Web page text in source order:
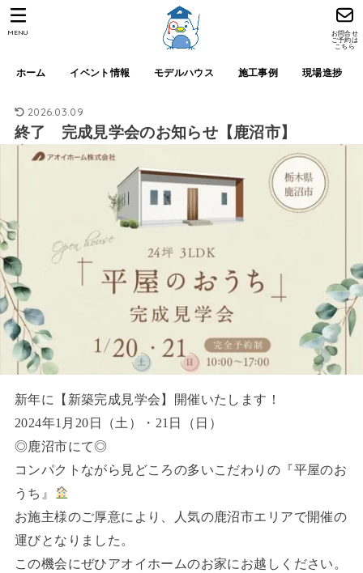
ホーム イベント情報 モデルハウス 施工事例 現場進捗
お問合せ
ご予約は
こちら
MENU
2026.03.09
終了 完成見学会のお知らせ【鹿沼市】
新年に【新築完成見学会】開催いたします！
2024年1月20日（土）・21日（日）
◎鹿沼市にて◎
コンパクトながら見どころの多いこだわりの『平屋のお
うち』
お施主様のご厚意により、人気の鹿沼市エリアで開催の
運びとなりました。
この機会にぜひアオイホームのお家にお越しください。